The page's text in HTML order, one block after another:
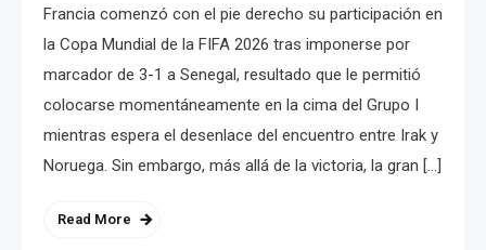
Francia comenzó con el pie derecho su participación en
la Copa Mundial de la FIFA 2026 tras imponerse por
marcador de 3-1 a Senegal, resultado que le permitió
colocarse momentáneamente en la cima del Grupo I
mientras espera el desenlace del encuentro entre Irak y
Noruega. Sin embargo, más allá de la victoria, la gran […]
Read More